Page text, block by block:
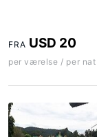
FRA USD 20
per værelse / per nat